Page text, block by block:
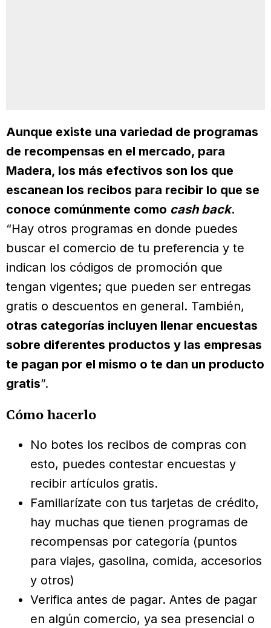
Aunque existe una variedad de programas
de recompensas en el mercado, para
Madera, los más efectivos son los que
escanean los recibos para recibir lo que se
conoce comúnmente como cash back.
“Hay otros programas en donde puedes
buscar el comercio de tu preferencia y te
indican los códigos de promoción que
tengan vigentes; que pueden ser entregas
gratis o descuentos en general. También,
otras categorías incluyen llenar encuestas
sobre diferentes productos y las empresas
te pagan por el mismo o te dan un producto
gratis”.
Cómo hacerlo
No botes los recibos de compras con
esto, puedes contestar encuestas y
recibir artículos gratis.
Familiarízate con tus tarjetas de crédito,
hay muchas que tienen programas de
recompensas por categoría (puntos
para viajes, gasolina, comida, accesorios
y otros)
Verifica antes de pagar. Antes de pagar
en algún comercio, ya sea presencial o